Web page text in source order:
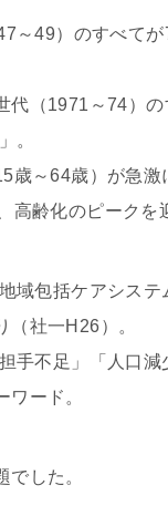
～49）のすべて
代（1971～74）
。
歳～64歳）が急激
高齢化のピークを
域包括ケアシス
（社一H26）。
手不足」「人口
ワード。
でした。